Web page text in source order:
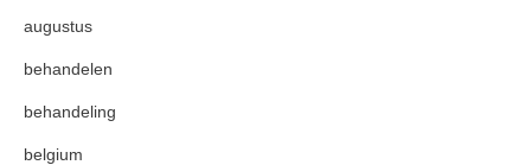
augustus
behandelen
behandeling
belgium